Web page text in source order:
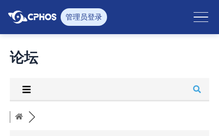
管理员登录
论坛